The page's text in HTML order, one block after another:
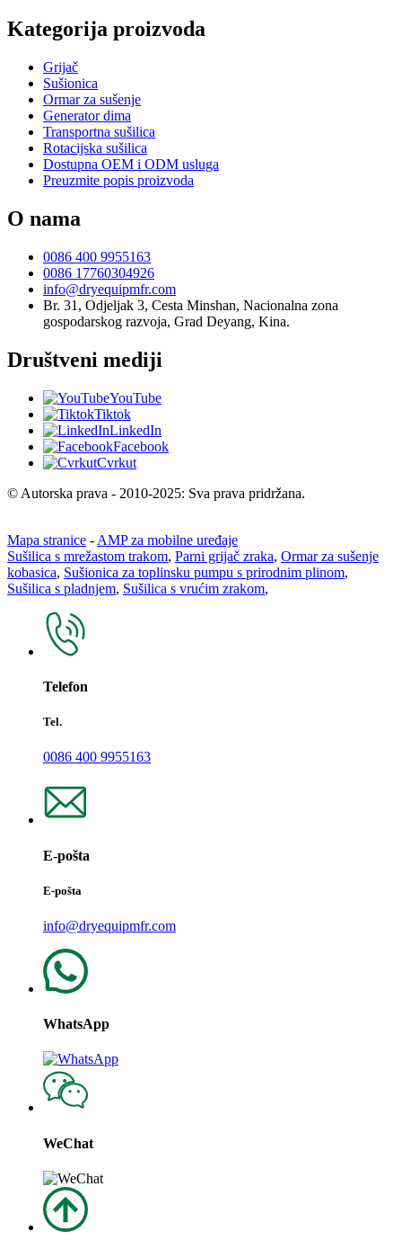
Kategorija proizvoda
Grijač
Sušionica
Ormar za sušenje
Generator dima
Transportna sušilica
Rotacijska sušilica
Dostupna OEM i ODM usluga
Preuzmite popis proizvoda
O nama
0086 400 9955163
0086 17760304926
info@dryequipmfr.com
Br. 31, Odjeljak 3, Cesta Minshan, Nacionalna zona
gospodarskog razvoja, Grad Deyang, Kina.
Društveni mediji
YouTube
Tiktok
LinkedIn
Facebook
Cvrkut
© Autorska prava - 2010-2025: Sva prava pridržana.
Mapa stranice - AMP za mobilne uređaje
Sušilica s mrežastom trakom, Parni grijač zraka, Ormar za sušenje
kobasica, Sušionica za toplinsku pumpu s prirodnim plinom,
Sušilica s pladnjem, Sušilica s vrućim zrakom,
Telefon
Tel.
0086 400 9955163
E-pošta
E-pošta
info@dryequipmfr.com
WhatsApp
WeChat